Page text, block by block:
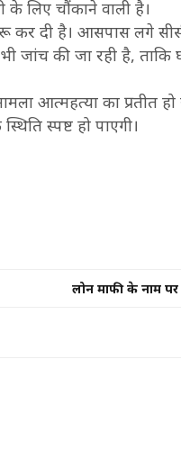
लिए चौंकाने वाली है।
दी है। आसपास लगे
जांच की जा रही है, ताकि
आत्महत्या का प्रतीत हो
स्पष्ट हो पाएगी।
लोन माफी के नाम पर